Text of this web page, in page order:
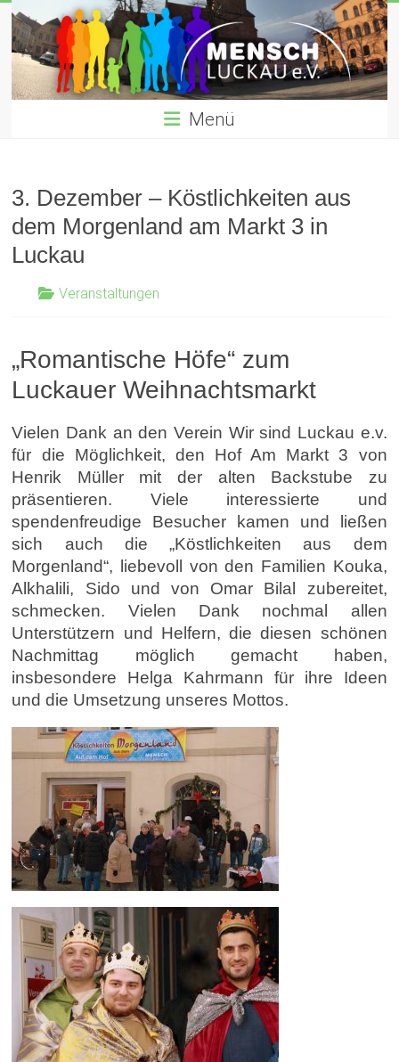
Zum
Inhalt
springen
gemeinnütziger verein für Willkommenskultur für Flüchtlinge
Menü
3. Dezember – Köstlichkeiten aus
dem Morgenland am Markt 3 in
Luckau
Veranstaltungen
„Romantische Höfe“ zum
Luckauer Weihnachtsmarkt
Vielen Dank an den Verein Wir sind Luckau e.v.
für die Möglichkeit, den Hof Am Markt 3 von
Henrik Müller mit der alten Backstube zu
präsentieren. Viele interessierte und
spendenfreudige Besucher kamen und ließen
sich auch die „Köstlichkeiten aus dem
Morgenland“, liebevoll von den Familien Kouka,
Alkhalili, Sido und von Omar Bilal zubereitet,
schmecken. Vielen Dank nochmal allen
Unterstützern und Helfern, die diesen schönen
Nachmittag möglich gemacht haben,
insbesondere Helga Kahrmann für ihre Ideen
und die Umsetzung unseres Mottos.